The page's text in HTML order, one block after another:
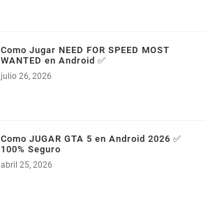
Como Jugar NEED FOR SPEED MOST
WANTED en Android ✅
julio 26, 2026
Como JUGAR GTA 5 en Android 2026 ✅
100% Seguro
abril 25, 2026